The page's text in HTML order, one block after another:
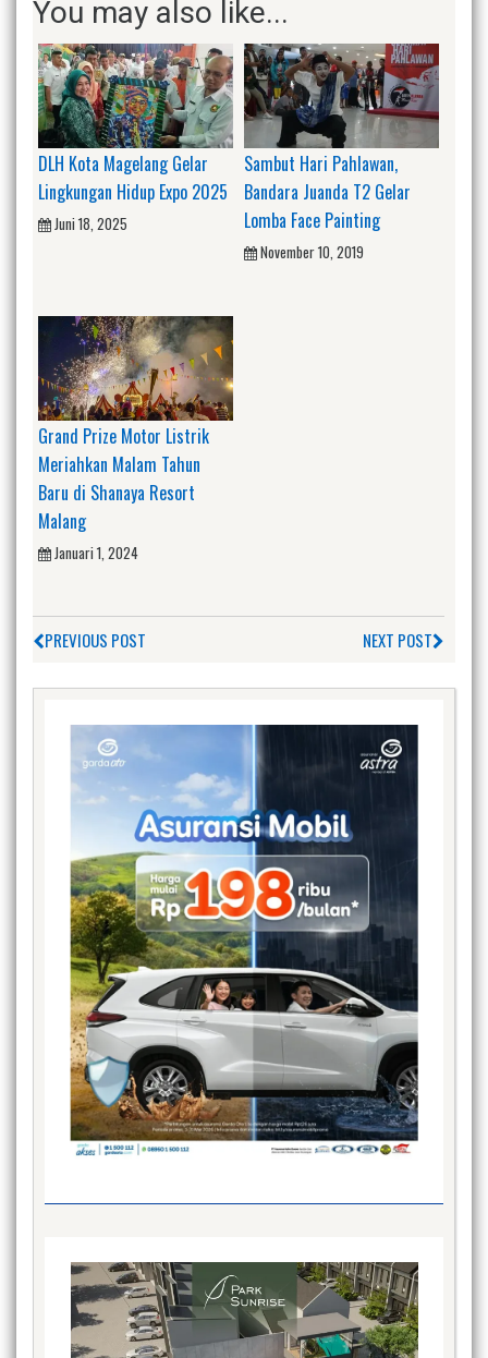
You may also like...
DLH Kota Magelang Gelar
Lingkungan Hidup Expo 2025
Juni 18, 2025
Sambut Hari Pahlawan,
Bandara Juanda T2 Gelar
Lomba Face Painting
November 10, 2019
Grand Prize Motor Listrik
Meriahkan Malam Tahun
Baru di Shanaya Resort
Malang
Januari 1, 2024
PREVIOUS POST NEXT POST